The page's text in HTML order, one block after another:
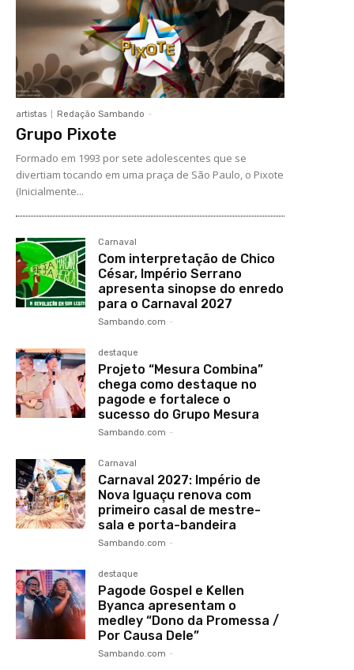
artistas Redação Sambando -
Grupo Pixote
Formado em 1993 por sete adolescentes que se
divertiam tocando em uma praça de São Paulo, o Pixote
(Inicialmente...
Carnaval
Com interpretação de Chico
César, Império Serrano
apresenta sinopse do enredo
para o Carnaval 2027
Sambando.com -
destaque
Projeto “Mesura Combina”
chega como destaque no
pagode e fortalece o
sucesso do Grupo Mesura
Sambando.com -
Carnaval
Carnaval 2027: Império de
Nova Iguaçu renova com
primeiro casal de mestre-
sala e porta-bandeira
Sambando.com -
destaque
Pagode Gospel e Kellen
Byanca apresentam o
medley “Dono da Promessa /
Por Causa Dele”
Sambando.com -